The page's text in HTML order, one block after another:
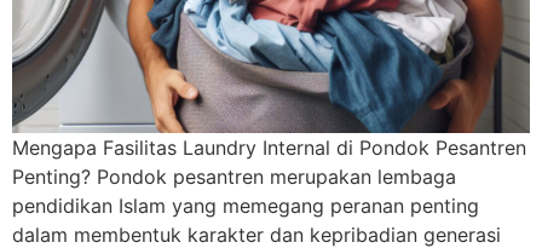
Mengapa Fasilitas Laundry Internal di Pondok Pesantren
Penting? Pondok pesantren merupakan lembaga
pendidikan Islam yang memegang peranan penting
dalam membentuk karakter dan kepribadian generasi